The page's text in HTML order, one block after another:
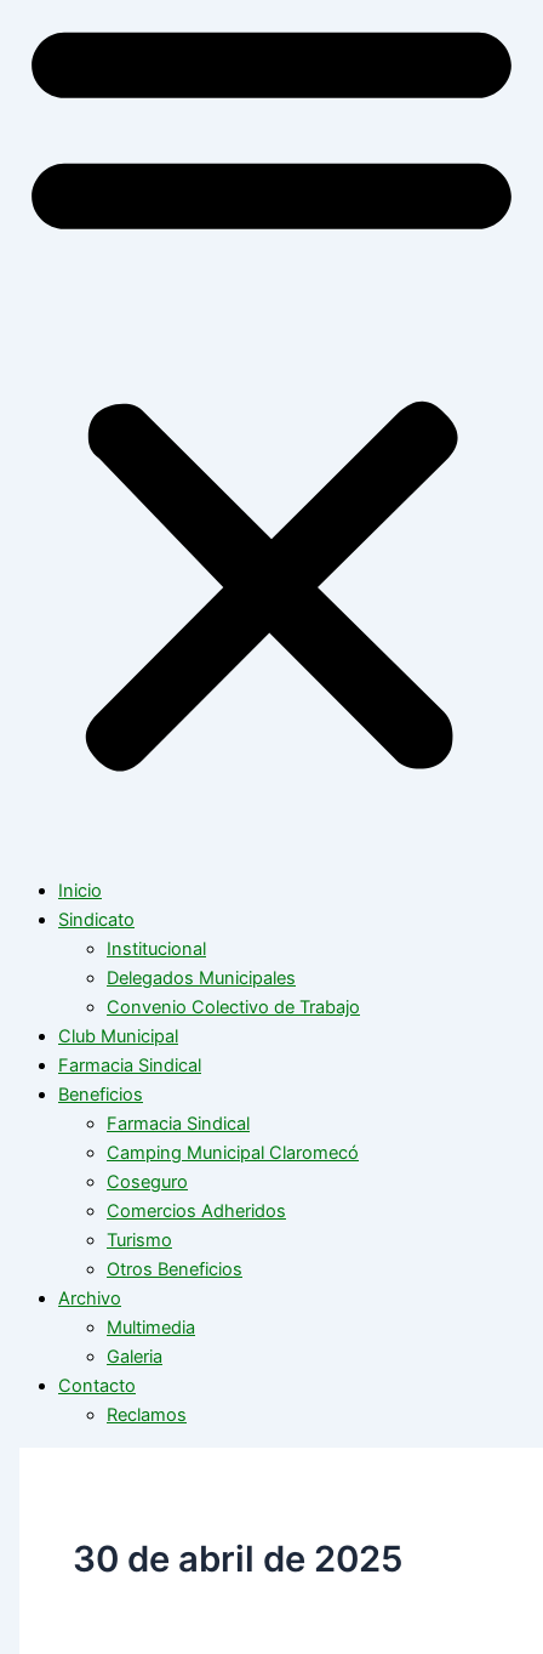
Inicio
Sindicato
Institucional
Delegados Municipales
Convenio Colectivo de Trabajo
Club Municipal
Farmacia Sindical
Beneficios
Farmacia Sindical
Camping Municipal Claromecó
Coseguro
Comercios Adheridos
Turismo
Otros Beneficios
Archivo
Multimedia
Galeria
Contacto
Reclamos
30 de abril de 2025